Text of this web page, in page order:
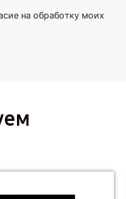
на обработку моих